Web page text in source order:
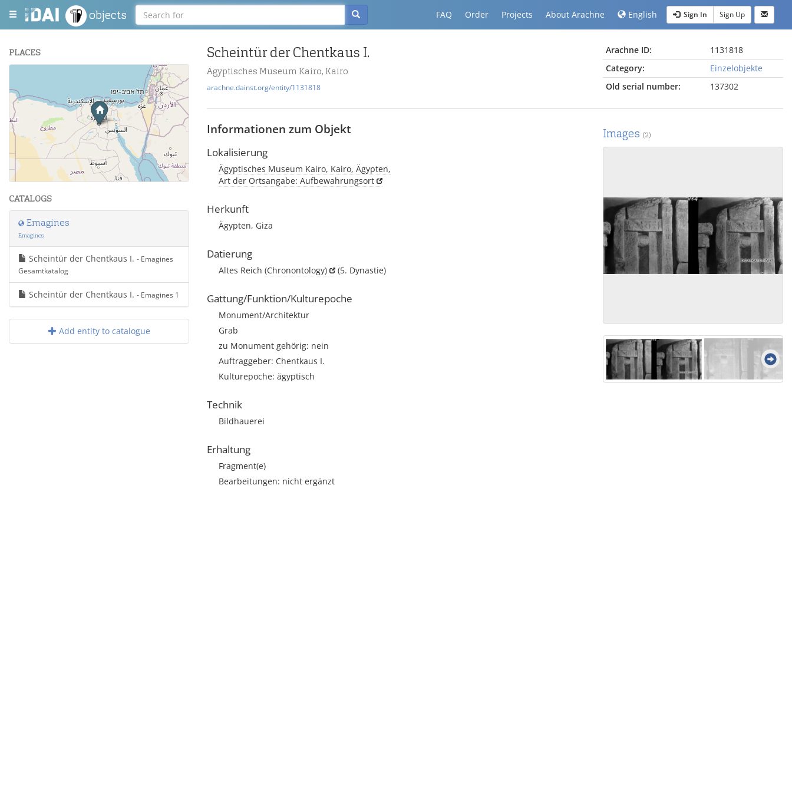
objects FAQ Order Projects About Arachne English Sign In Sign Up
PLACES
−
Leaflet| Maps and Data © OpenStreetMap
CATALOGS
Emagines
Emagines
Scheintür der Chentkaus I. - Emagines
Gesamtkatalog
Scheintür der Chentkaus I. - Emagines 1
Add entity to catalogue
Scheintür der Chentkaus I.
Ägyptisches Museum Kairo, Kairo
arachne.dainst.org/entity/1131818
Arachne ID:
1131818
Category:
Einzelobjekte
Old serial number:
137302
Informationen zum Objekt
Lokalisierung
Ägyptisches Museum Kairo, Kairo, Ägypten,
Art der Ortsangabe: Aufbewahrungsort
Herkunft
Ägypten, Giza
Datierung
Altes Reich (Chronontology) (5. Dynastie)
Gattung/Funktion/Kulturepoche
Monument/Architektur
Grab
zu Monument gehörig: nein
Auftraggeber: Chentkaus I.
Kulturepoche: ägyptisch
Technik
Bildhauerei
Erhaltung
Fragment(e)
Bearbeitungen: nicht ergänzt
Images (2)